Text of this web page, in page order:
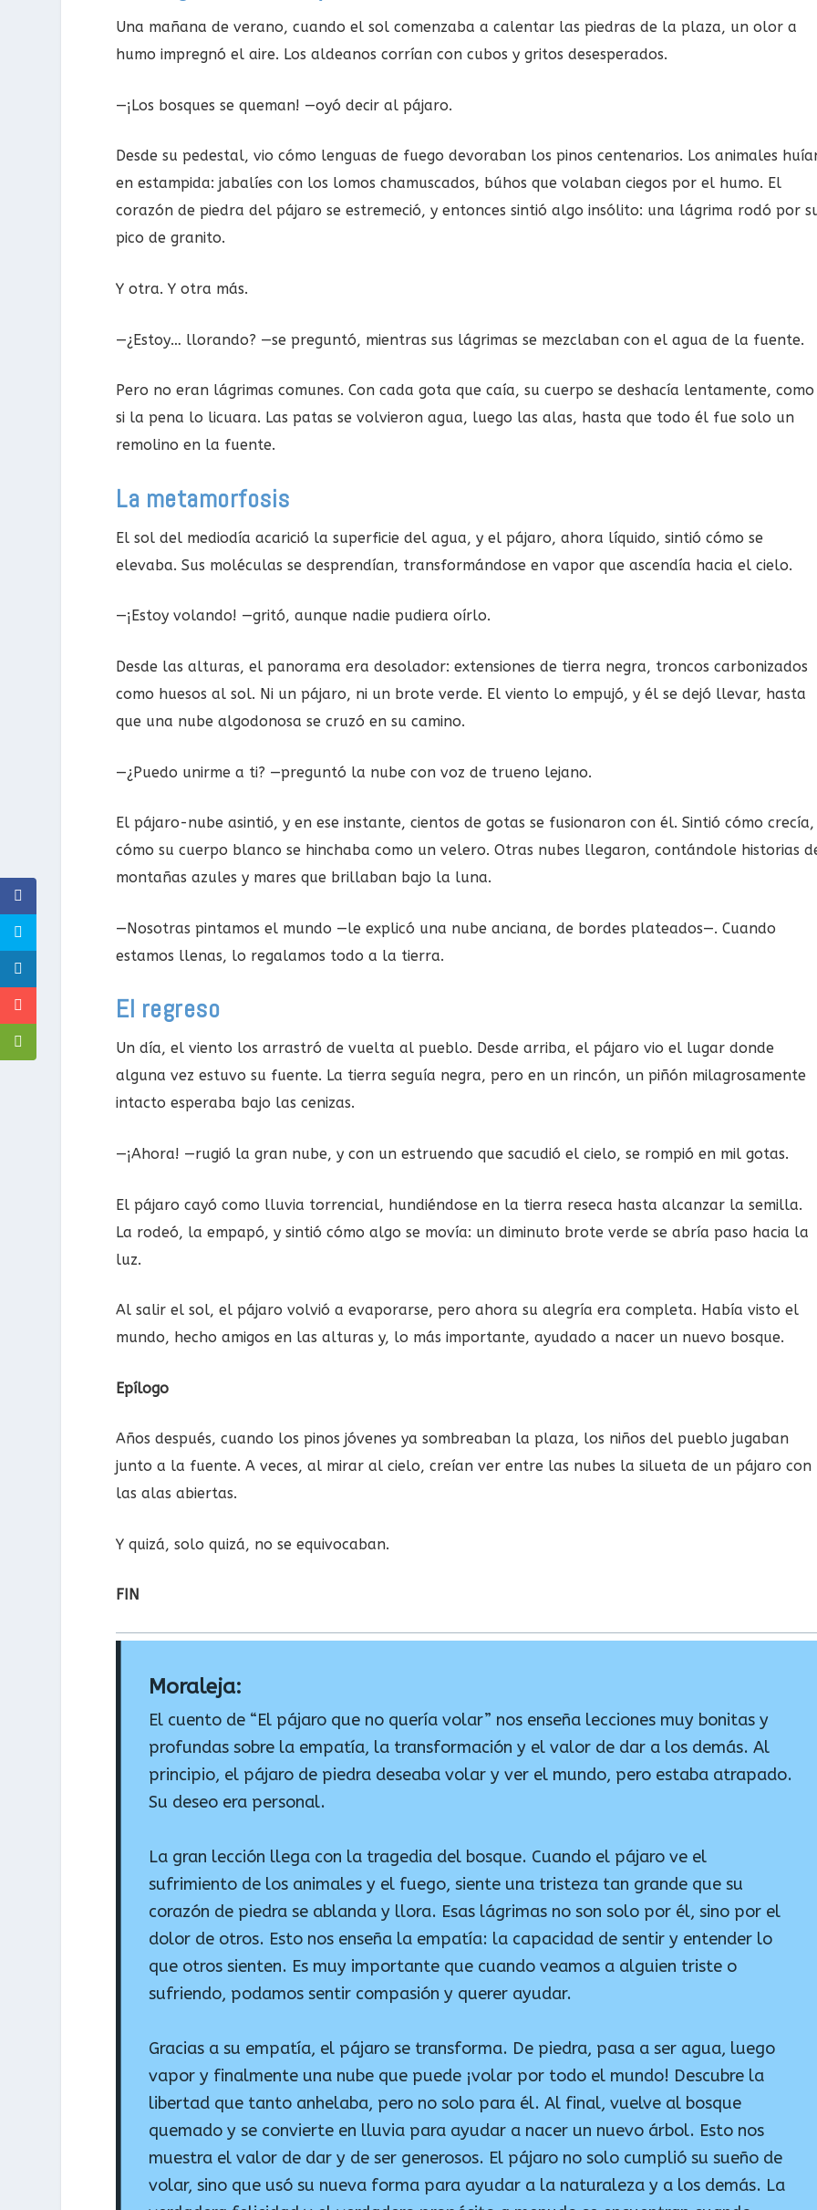
Una mañana de verano, cuando el sol comenzaba a calentar las piedras de la plaza, un olor a
humo impregnó el aire. Los aldeanos corrían con cubos y gritos desesperados.
—¡Los bosques se queman! —oyó decir al pájaro.
Desde su pedestal, vio cómo lenguas de fuego devoraban los pinos centenarios. Los animales
en estampida: jabalíes con los lomos chamuscados, búhos que volaban ciegos por el humo. El
corazón de piedra del pájaro se estremeció, y entonces sintió algo insólito: una lágrima rodó por
pico de granito.
Y otra. Y otra más.
—¿Estoy… llorando? —se preguntó, mientras sus lágrimas se mezclaban con el agua de la fuente.
Pero no eran lágrimas comunes. Con cada gota que caía, su cuerpo se deshacía lentamente, como
si la pena lo licuara. Las patas se volvieron agua, luego las alas, hasta que todo él fue solo un
remolino en la fuente.
La metamorfosis
El sol del mediodía acarició la superficie del agua, y el pájaro, ahora líquido, sintió cómo se
elevaba. Sus moléculas se desprendían, transformándose en vapor que ascendía hacia el cielo.
—¡Estoy volando! —gritó, aunque nadie pudiera oírlo.
Desde las alturas, el panorama era desolador: extensiones de tierra negra, troncos carbonizados
como huesos al sol. Ni un pájaro, ni un brote verde. El viento lo empujó, y él se dejó llevar, hasta
que una nube algodonosa se cruzó en su camino.
—¿Puedo unirme a ti? —preguntó la nube con voz de trueno lejano.
El pájaro-nube asintió, y en ese instante, cientos de gotas se fusionaron con él. Sintió cómo crecía,
cómo su cuerpo blanco se hinchaba como un velero. Otras nubes llegaron, contándole historias
montañas azules y mares que brillaban bajo la luna.
—Nosotras pintamos el mundo —le explicó una nube anciana, de bordes plateados—. Cuando
estamos llenas, lo regalamos todo a la tierra.
El regreso
Un día, el viento los arrastró de vuelta al pueblo. Desde arriba, el pájaro vio el lugar donde
alguna vez estuvo su fuente. La tierra seguía negra, pero en un rincón, un piñón milagrosamente
intacto esperaba bajo las cenizas.
—¡Ahora! —rugió la gran nube, y con un estruendo que sacudió el cielo, se rompió en mil gotas.
El pájaro cayó como lluvia torrencial, hundiéndose en la tierra reseca hasta alcanzar la semilla.
La rodeó, la empapó, y sintió cómo algo se movía: un diminuto brote verde se abría paso hacia la
luz.
Al salir el sol, el pájaro volvió a evaporarse, pero ahora su alegría era completa. Había visto el
mundo, hecho amigos en las alturas y, lo más importante, ayudado a nacer un nuevo bosque.
Epílogo
Años después, cuando los pinos jóvenes ya sombreaban la plaza, los niños del pueblo jugaban
junto a la fuente. A veces, al mirar al cielo, creían ver entre las nubes la silueta de un pájaro con
las alas abiertas.
Y quizá, solo quizá, no se equivocaban.
FIN
Moraleja:
El cuento de “El pájaro que no quería volar” nos enseña lecciones muy bonitas y
profundas sobre la empatía, la transformación y el valor de dar a los demás. Al
principio, el pájaro de piedra deseaba volar y ver el mundo, pero estaba atrapado.
Su deseo era personal.
La gran lección llega con la tragedia del bosque. Cuando el pájaro ve el
sufrimiento de los animales y el fuego, siente una tristeza tan grande que su
corazón de piedra se ablanda y llora. Esas lágrimas no son solo por él, sino por el
dolor de otros. Esto nos enseña la empatía: la capacidad de sentir y entender lo
que otros sienten. Es muy importante que cuando veamos a alguien triste o
sufriendo, podamos sentir compasión y querer ayudar.
Gracias a su empatía, el pájaro se transforma. De piedra, pasa a ser agua, luego
vapor y finalmente una nube que puede ¡volar por todo el mundo! Descubre la
libertad que tanto anhelaba, pero no solo para él. Al final, vuelve al bosque
quemado y se convierte en lluvia para ayudar a nacer un nuevo árbol. Esto nos
muestra el valor de dar y de ser generosos. El pájaro no solo cumplió su sueño de
volar, sino que usó su nueva forma para ayudar a la naturaleza y a los demás. La